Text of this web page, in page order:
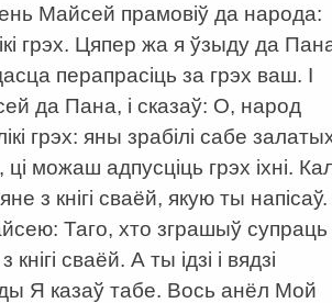
Майсей прамовіў да народа:
грэх. Цяпер жа я ўзыду да
перапрасіць за грэх ваш. І
да Пана, і сказаў: О, народ
грэх: яны зрабілі сабе
можаш адпусціць грэх іхні.
з кнігі сваёй, якую ты напісаў.
Таго, хто зграшыў супраць
сваёй. А ты ідзі і вядзі
Я казаў табе. Вось анёл Мой